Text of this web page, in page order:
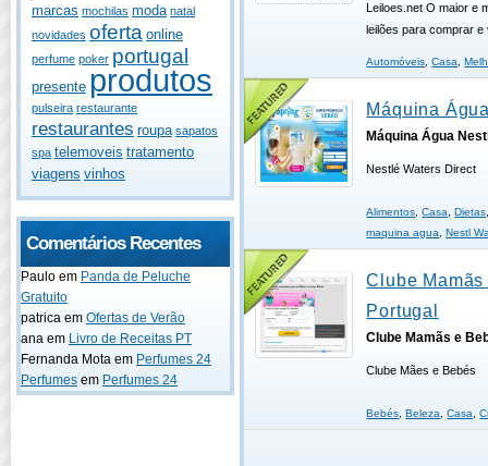
marcas mochilas moda natal
novidades oferta online
perfume poker portugal
presente produtos
pulseira restaurante
restaurantes roupa sapatos
spa telemoveis tratamento
viagens vinhos
Comentários Recentes
Paulo em Panda de Peluche
Gratuito
patrica em Ofertas de Verão
ana em Livro de Receitas PT
Fernanda Mota em Perfumes 24
Perfumes em Perfumes 24
Leiloes.net O maior e
leilões para comprar
Automóveis,Casa,
Máquina
Máquina Água
Nestlé Waters Direct
Alimentos,Casa, Dietas
maquina agua, Nestl
Clube
Portugal
Clube Mamãs e
Clube Mães e Bebés
Bebés, Beleza,Casa,